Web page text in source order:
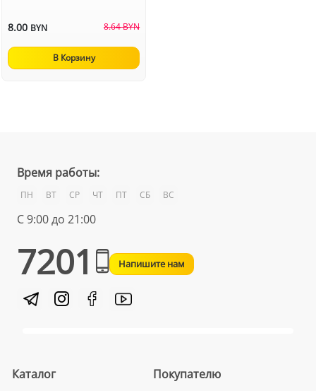
8.00 BYN 8.64 BYN
В Корзину
Время работы:
ПН ВТ СР ЧТ ПТ СБ ВС
С 9:00 до 21:00
7201 Напишите нам
Каталог Покупателю